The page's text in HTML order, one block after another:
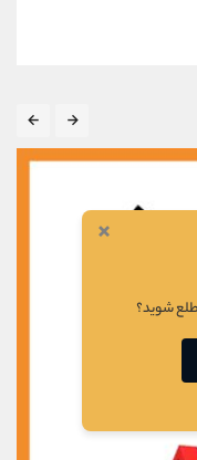
×
شوید؟